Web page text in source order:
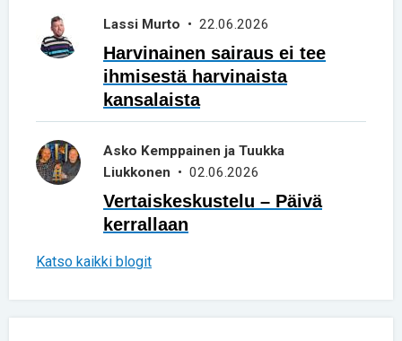
Lassi Murto • 22.06.2026
Harvinainen sairaus ei tee
ihmisestä harvinaista
kansalaista
Asko Kemppainen ja Tuukka
Liukkonen • 02.06.2026
Vertaiskeskustelu – Päivä
kerrallaan
Katso kaikki blogit